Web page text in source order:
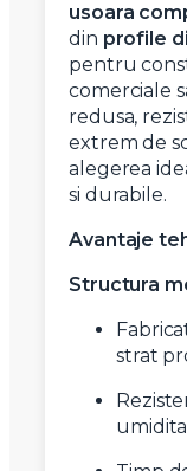
usoara
din profile
pentru
comerciale
redusa,
extrem de
alegerea
si durabile.
Avantaje
Structura
strat